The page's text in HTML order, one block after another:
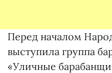
Перед началом
выступила группа
«Уличные